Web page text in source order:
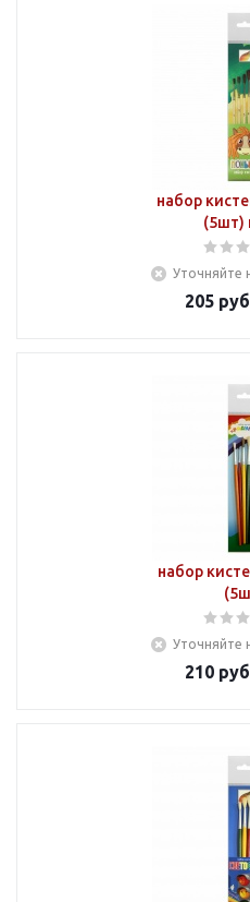
набор
(5шт)
Уточняйте
205
набор
Уточняйте
210